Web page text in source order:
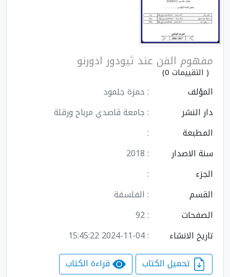
مفهوم الفن عند ثيودور ادورنو
( التقييمات 0)
المؤلف
: حمزة جلمود
دار النشر
: جامعة قاصدي مرباح ورقلة
المطبعة
:
سنة الاصدار
: 2018
الجزء
:
القسم
: الفلسفة
الصفحات
: 92
تاريخ الانشاء
: 2024-11-04 15:45:22
قراءة الكتاب